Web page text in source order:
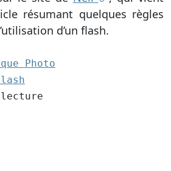
résumant quelques règles
d’un flash.
Photo